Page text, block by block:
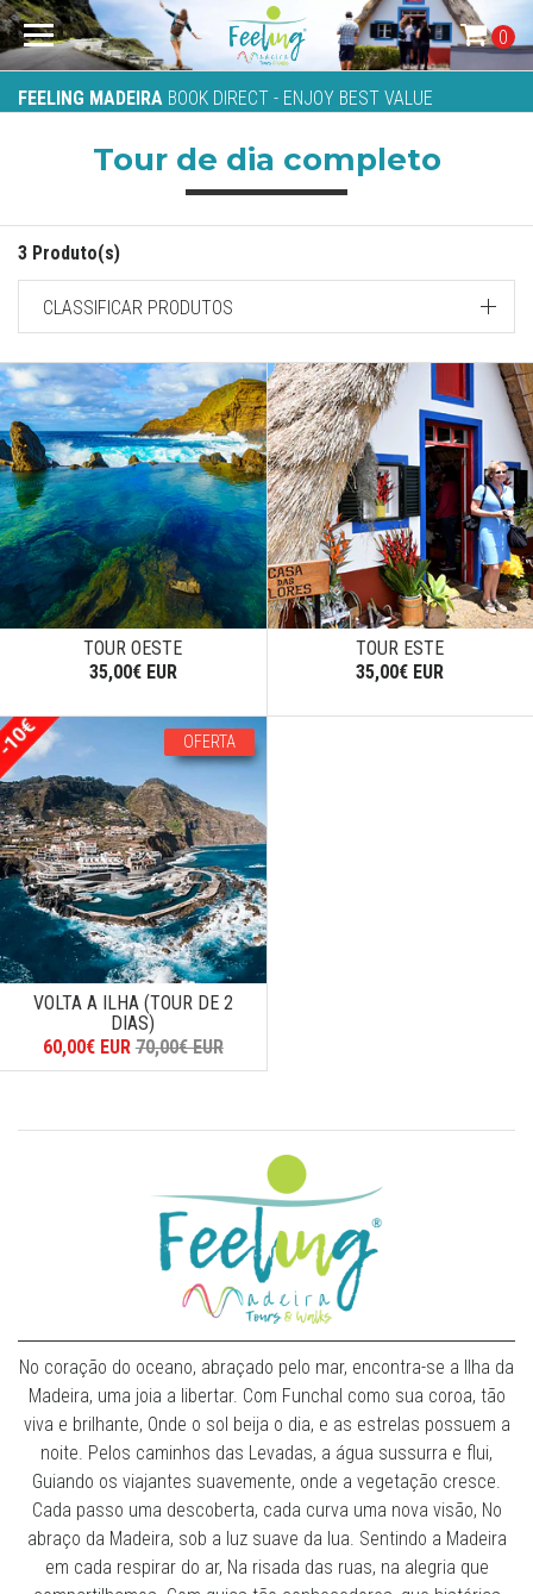
FEELING MADEIRA BOOK DIRECT - ENJOY BEST VALUE
0
Tour de dia completo
3 Produto(s)
CLASSIFICAR PRODUTOS
TOUR OESTE
35,00€ EUR
TOUR ESTE
35,00€ EUR
OFERTA
VOLTA A ILHA (TOUR DE 2
DIAS)
60,00€ EUR 70,00€ EUR
No coração do oceano, abraçado pelo mar, encontra-se a Ilha da
Madeira, uma joia a libertar. Com Funchal como sua coroa, tão
viva e brilhante, Onde o sol beija o dia, e as estrelas possuem a
noite. Pelos caminhos das Levadas, a água sussurra e flui,
Guiando os viajantes suavemente, onde a vegetação cresce.
Cada passo uma descoberta, cada curva uma nova visão, No
abraço da Madeira, sob a luz suave da lua. Sentindo a Madeira
em cada respirar do ar, Na risada das ruas, na alegria que